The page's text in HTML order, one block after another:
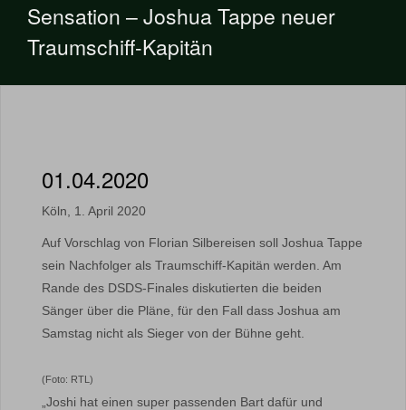
Sensation – Joshua Tappe neuer
Traumschiff-Kapitän
01.04.2020
Köln, 1. April 2020
Auf Vorschlag von Florian Silbereisen soll Joshua Tappe
sein Nachfolger als Traumschiff-Kapitän werden. Am
Rande des DSDS-Finales diskutierten die beiden
Sänger über die Pläne, für den Fall dass Joshua am
Samstag nicht als Sieger von der Bühne geht.
(Foto: RTL)
„Joshi hat einen super passenden Bart dafür und